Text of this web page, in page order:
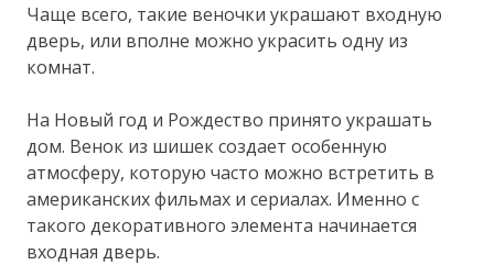
Чаще всего, такие веночки украшают входную
дверь, или вполне можно украсить одну из
комнат.
На Новый год и Рождество принято украшать
дом. Венок из шишек создает особенную
атмосферу, которую часто можно встретить в
американских фильмах и сериалах. Именно с
такого декоративного элемента начинается
входная дверь.